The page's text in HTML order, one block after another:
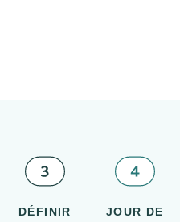
DÉFINIR
JOUR DE